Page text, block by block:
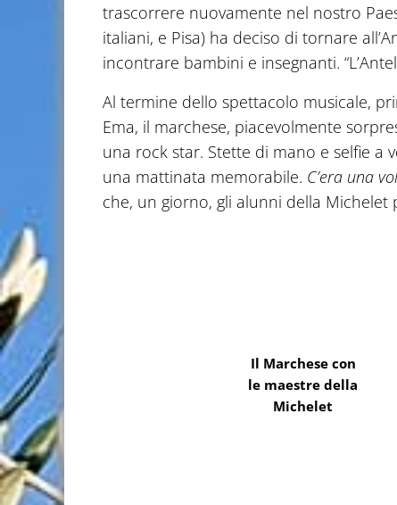
trascorrere nuovamente nel nostro
italiani, e Pisa) ha deciso di tornare
incontrare bambini e insegnanti.
Al termine dello spettacolo musicale,
Ema, il marchese, piacevolmente
una rock star. Stette di mano e selfie a
una mattinata memorabile. C’era una
che, un giorno, gli alunni della
Il Marchese con
le maestre della
Michelet